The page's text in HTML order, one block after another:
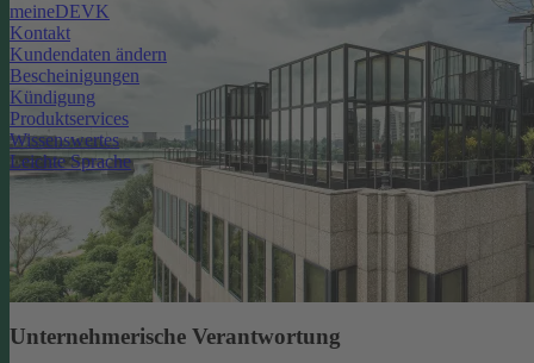
meineDEVK
Kontakt
Kundendaten ändern
Bescheinigungen
Kündigung
Produktservices
Wissenswertes
Leichte Sprache
Unternehmerische Verantwortung